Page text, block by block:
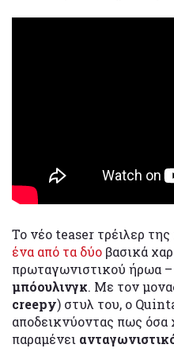
Το νέο teaser τρέιλερ
ένα από τα δύο βασικά
πρωταγωνιστικού ήρωα
μπόουλινγκ. Με τον
creepy) στυλ του, ο
αποδεικνύοντας πως όσα
παραμένει